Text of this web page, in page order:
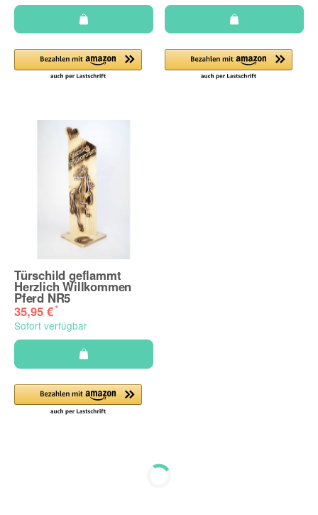
Türschild geflammt
Herzlich Willkommen
Pferd NR5
35,95 €*
Sofort verfügbar